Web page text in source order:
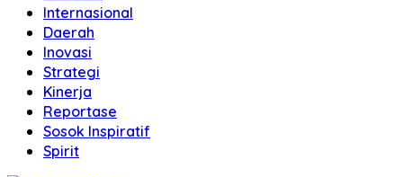
Internasional
Daerah
Inovasi
Strategi
Kinerja
Reportase
Sosok Inspiratif
Spirit